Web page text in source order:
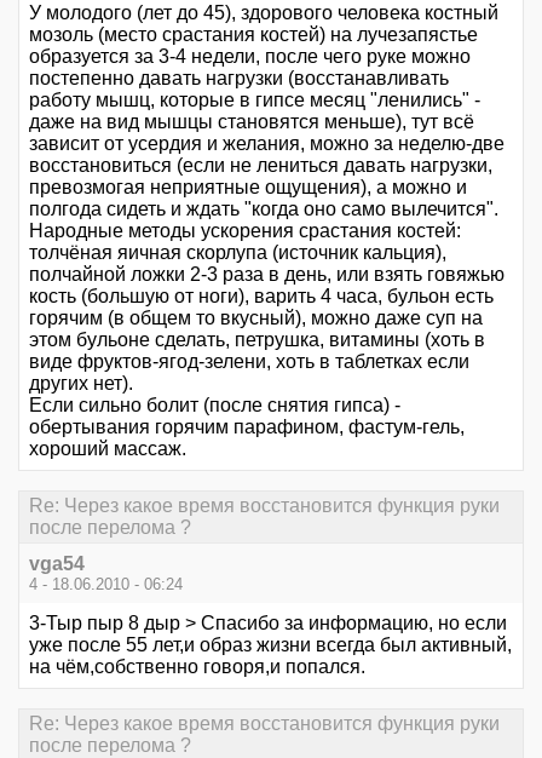
У молодого (лет до 45), здорового человека костный
мозоль (место срастания костей) на лучезапястье
образуется за 3-4 недели, после чего руке можно
постепенно давать нагрузки (восстанавливать
работу мышц, которые в гипсе месяц "ленились" -
даже на вид мышцы становятся меньше), тут всё
зависит от усердия и желания, можно за неделю-две
восстановиться (если не лениться давать нагрузки,
превозмогая неприятные ощущения), а можно и
полгода сидеть и ждать "когда оно само вылечится".
Народные методы ускорения срастания костей:
толчёная яичная скорлупа (источник кальция),
полчайной ложки 2-3 раза в день, или взять говяжью
кость (большую от ноги), варить 4 часа, бульон есть
горячим (в общем то вкусный), можно даже суп на
этом бульоне сделать, петрушка, витамины (хоть в
виде фруктов-ягод-зелени, хоть в таблетках если
других нет).
Если сильно болит (после снятия гипса) -
обертывания горячим парафином, фастум-гель,
хороший массаж.
Re: Через какое время восстановится функция руки
после перелома ?
vga54
4 - 18.06.2010 - 06:24
3-Тыр пыр 8 дыр > Спасибо за информацию, но если
уже после 55 лет,и образ жизни всегда был активный,
на чём,собственно говоря,и попался.
Re: Через какое время восстановится функция руки
после перелома ?